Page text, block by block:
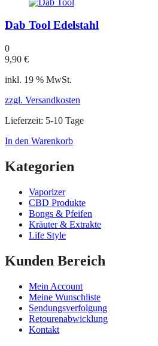
Dab Tool Edelstahl
0
9,90 €
inkl. 19 % MwSt.
zzgl. Versandkosten
Lieferzeit: 5-10 Tage
In den Warenkorb
Kategorien
Vaporizer
CBD Produkte
Bongs & Pfeifen
Kräuter & Extrakte
Life Style
Kunden Bereich
Mein Account
Meine Wunschliste
Sendungsverfolgung
Retourenabwicklung
Kontakt